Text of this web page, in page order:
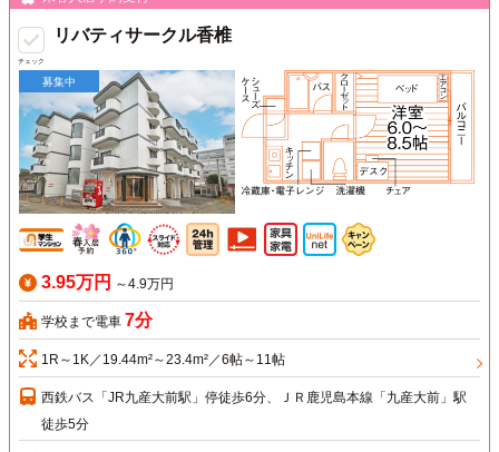
チェック
リバティサークル香椎
募集中
3.95万円 ～4.9万円
学校まで電車 7分
1R～1K／19.44m²～23.4m²／6帖～11帖
西鉄バス「JR九産大前駅」停徒歩6分、ＪＲ鹿児島本線「九産大前」駅
徒歩5分